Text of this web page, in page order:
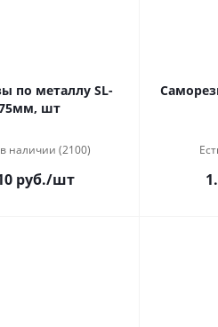
по металлу SL-
шт
наличии (2100)
руб./шт